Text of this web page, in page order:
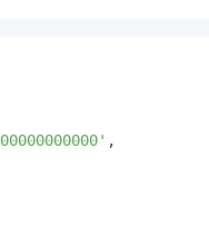
,